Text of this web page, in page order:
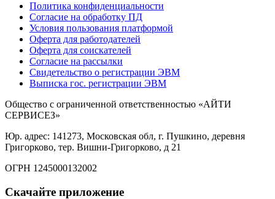
Политика конфиденциальности
Согласие на обработку ПД
Условия пользования платформой
Оферта для работодателей
Оферта для соискателей
Согласие на рассылки
Свидетельство о регистрации ЭВМ
Выписка гос. регистрации ЭВМ
Общество с ограниченной ответственностью «АЙТИ
СЕРВИСЕЗ»
Юр. адрес: 141273, Московская обл, г. Пушкино, деревня
Григорково, тер. Вишни-Григорково, д 21
ОГРН 1245000132002
Скачайте приложение